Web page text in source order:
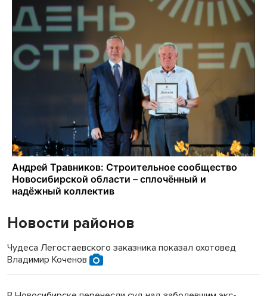
Новости районов
Чудеса Легостаевского заказника показал охотовед
Владимир Коченов